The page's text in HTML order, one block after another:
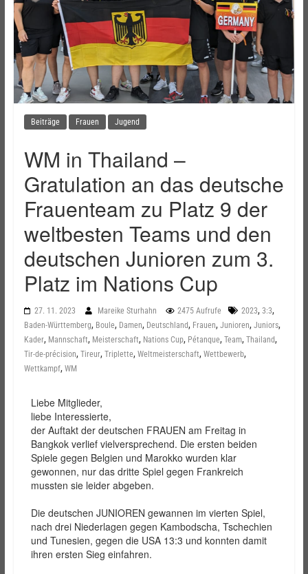
Beiträge Frauen Jugend
WM in Thailand –
Gratulation an das deutsche
Frauenteam zu Platz 9 der
weltbesten Teams und den
deutschen Junioren zum 3.
Platz im Nations Cup
27. 11. 2023 Mareike Sturhahn 2475 Aufrufe 2023, 3:3,
Baden-Württemberg, Boule, Damen, Deutschland, Frauen, Junioren, Juniors,
Kader, Mannschaft, Meisterschaft, Nations Cup, Pétanque, Team, Thailand,
Tir-de-précision, Tireur, Triplette, Weltmeisterschaft, Wettbewerb,
Wettkampf, WM
Liebe Mitglieder,
liebe Interessierte,
der Auftakt der deutschen FRAUEN am Freitag in
Bangkok verlief vielversprechend. Die ersten beiden
Spiele gegen Belgien und Marokko wurden klar
gewonnen, nur das dritte Spiel gegen Frankreich
mussten sie leider abgeben.
Die deutschen JUNIOREN gewannen im vierten Spiel,
nach drei Niederlagen gegen Kambodscha, Tschechien
und Tunesien, gegen die USA 13:3 und konnten damit
ihren ersten Sieg einfahren.